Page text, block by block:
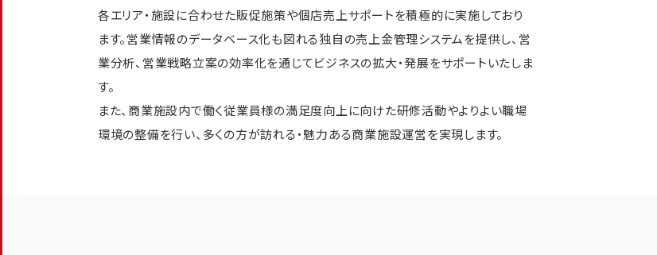
各エリア・施設に合わせた販促施策や個店売上サポートを積極的に実施しており
ます。営業情報のデータベース化も図れる独自の売上金管理システムを提供し、営
業分析、営業戦略立案の効率化を通じてビジネスの拡大・発展をサポートいたしま
す。
また、商業施設内で働く従業員様の満足度向上に向けた研修活動やよりよい職場
環境の整備を行い、多くの方が訪れる・魅力ある商業施設運営を実現します。